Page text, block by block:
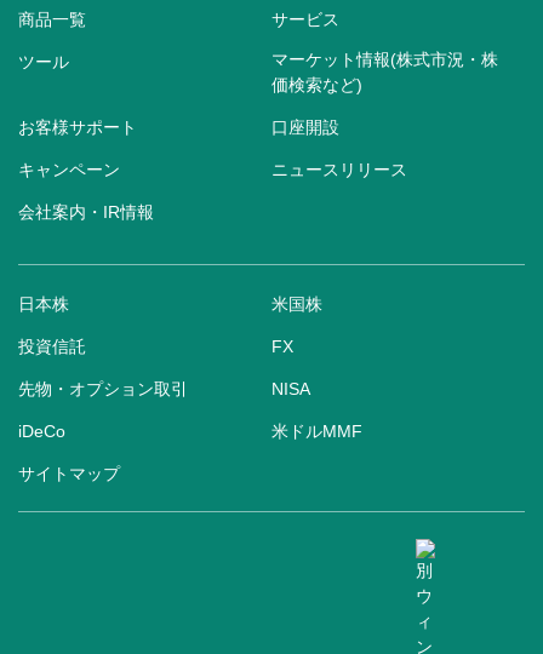
商品一覧 サービス
ツール
マーケット情報(株式市況・株
価検索など)
お客様サポート 口座開設
キャンペーン ニュースリリース
会社案内・IR情報
日本株 米国株
投資信託 FX
先物・オプション取引 NISA
iDeCo 米ドルMMF
サイトマップ